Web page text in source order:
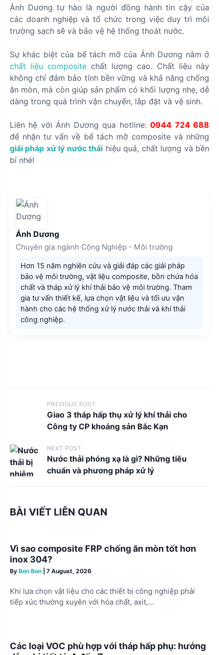
Ánh Dương tự hào là người đồng hành tin cậy của
các doanh nghiệp và tổ chức trong việc duy trì môi
trường sạch sẽ và bảo vệ hệ thống thoát nước.
Sự khác biệt của bể tách mỡ của Ánh Dương nằm ở
chất liệu composite chất lượng cao. Chất liệu này
không chỉ đảm bảo tính bền vững và khả năng chống
ăn mòn, mà còn giúp sản phẩm có khối lượng nhẹ, dễ
dàng trong quá trình vận chuyển, lắp đặt và vệ sinh.
Liên hệ với Ánh Dương qua hotline:0944 724 688
để nhận tư vấn về bể tách mỡ composite và những
giải pháp xử lý nước thải hiệu quả, chất lượng và bền
bỉ nhé!
Ánh Dương
Chuyên gia ngành Công Nghiệp - Môi trường
Hơn 15 năm nghiên cứu và giải đáp các giải pháp
bảo vệ môi trường, vật liệu composite, bồn chứa hóa
chất và tháp xử lý khí thải bảo vệ môi trường. Tham
gia tư vấn thiết kế, lựa chọn vật liệu và tối ưu vận
hành cho các hệ thống xử lý nước thải và khí thải
công nghiệp.
t
s
n
v
a
t
o
PREVIOUS POST
Giao 3 tháp hấp thụ xử lý khí thải cho
Công ty CP khoáng sản Bắc Kạn
NEXT POST
Nước thải phóng xạ là gì? Những tiêu
chuẩn và phương pháp xử lý
BÀI VIẾT LIÊN QUAN
Vì sao composite FRP chống ăn mòn tốt hơn
inox 304?
By Bon Bon 7 August, 2026
Khi lựa chọn vật liệu cho các thiết bị công nghiệp phải
tiếp xúc thường xuyên với hóa chất, axit,…
Các loại VOC phù hợp với tháp hấp phụ: hướng